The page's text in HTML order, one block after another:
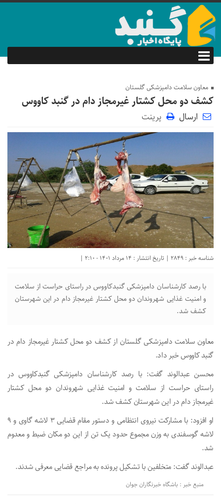
معاون سلامت دامپزشکی گلستان
کشف دو محل کشتار غیرمجاز دام در گنبد کاووس
ارسال پرینت
شناسه خبر : 2849 | تاریخ انتشار : 14 مرداد 1401 - 2:10 |
با رصد کارشناسان دامپزشکی گنبدکاووس در راستای حراست از سلامت
و امنیت غذایی شهروندان دو محل کشتار غیرمجاز دام در این شهرستان
کشف شد.
معاون سلامت دامپزشکی گلستان از کشف دو محل کشتار غیرمجاز دام در
گنبد کاووس خبر داد.
محسن عبدالوند گفت: با رصد کارشناسان دامپزشکی گنبدکاووس در
راستای حراست از سلامت و امنیت غذایی شهروندان دو محل کشتار
غیرمجاز دام در این شهرستان کشف شد.
او افزود: با مشارکت نیروی انتظامی و دستور مقام قضایی ۳ لاشه گاوی و ۹
لاشه گوسفندی به وزن مجموع حدود یک تن از این دو مکان ضبط و معدوم
شد.
عبدالوند گفت: متخلفین با تشکیل پرونده به مراجع قضایی معرفی شدند.
منبع خبر : باشگاه خبرنگاران جوان